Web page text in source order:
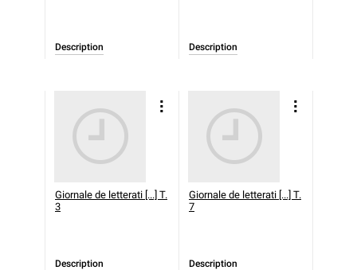
Description Description
Giornale de letterati [...] T.
3
Description
Giornale de letterati [...] T.
7
Description